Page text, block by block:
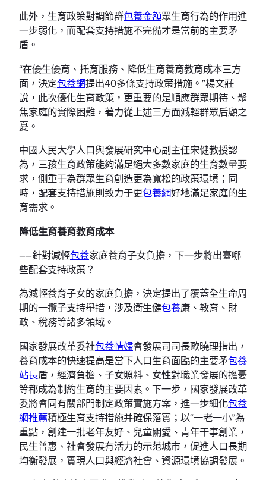
此外，生育政策對調節群包養金額眾生育行為的作用進
一步弱化，而配套支持措施不完備才是當前的主要矛
盾。
“在優生優育、托育服務、降低生育養育教育成本三方
面，決定包養網提出40多條支持政策措施。”楊文莊
說，此次優化生育政策，更重要的是順應群眾期待、聚
焦家庭的實際困難，著力從上述三方面減輕群眾后顧之
憂。
中國人民大學人口與發展研究中心副主任宋健教授認
為，三孩生育政策能夠滿足絕大多數家庭的生育數量要
求，側重于為群眾生育創造更為寬松的政策環境；同
時，配套支持措施則致力于更包養網好地滿足家庭的生
育需求。
降低生育養育教育成本
——針對減輕包養家庭養育子女負擔，下一步將出臺哪
些配套支持政策？
為減輕養育子女的家庭負擔，決定提出了覆蓋全生命周
期的一攬子支持舉措，涉及衛生健包養康、教育、財
政、稅務等諸多領域。
國家發展改革委社包養情婦會發展司司長歐曉理指出，
養育成本的快速提高是當下人口生育面臨的主要矛包養
站長盾，經濟負擔、子女照料、女性對職業發展的擔憂
等都成為制約生育的主要因素。下一步，國家發展改革
委將會同有關部門制定政策實施方案，進一步細化包養
網推薦積極生育支持措施并確保落實；以“一老一小”為
重點，創建一批老年友好、兒童關愛、青年干事創業，
民生普惠、社會發展有活力的示范城市，促進人口長期
均衡發展，實現人口與經濟社會、資源環境協調發展。